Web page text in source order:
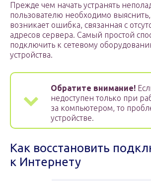
Прежде чем начать устранять
пользователю необходимо
возникает ошибка, связанная с
адресов сервера. Самый простой
подключить к сетевому
устройства.
Обратите внимание!
недоступен только при
за компьютером, то
устройстве.
Как восстановить
к Интернету